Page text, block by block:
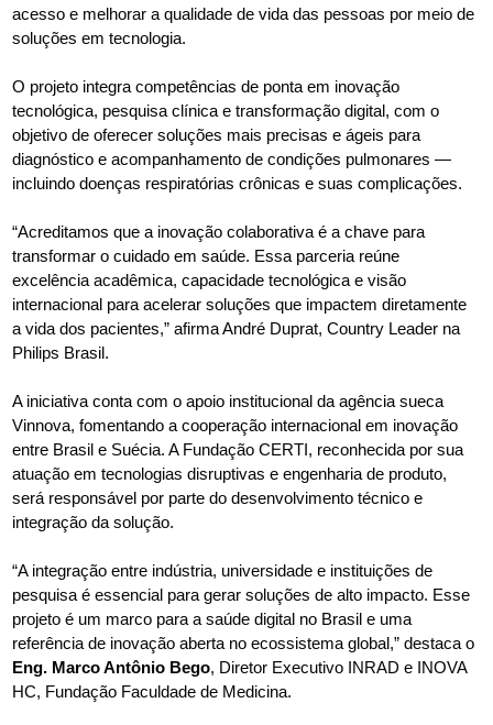
acesso e melhorar a qualidade de vida das pessoas por meio de
soluções em tecnologia.
O projeto integra competências de ponta em inovação
tecnológica, pesquisa clínica e transformação digital, com o
objetivo de oferecer soluções mais precisas e ágeis para
diagnóstico e acompanhamento de condições pulmonares —
incluindo doenças respiratórias crônicas e suas complicações.
“Acreditamos que a inovação colaborativa é a chave para
transformar o cuidado em saúde. Essa parceria reúne
excelência acadêmica, capacidade tecnológica e visão
internacional para acelerar soluções que impactem diretamente
a vida dos pacientes,” afirma André Duprat, Country Leader na
Philips Brasil.
A iniciativa conta com o apoio institucional da agência sueca
Vinnova, fomentando a cooperação internacional em inovação
entre Brasil e Suécia. A Fundação CERTI, reconhecida por sua
atuação em tecnologias disruptivas e engenharia de produto,
será responsável por parte do desenvolvimento técnico e
integração da solução.
“A integração entre indústria, universidade e instituições de
pesquisa é essencial para gerar soluções de alto impacto. Esse
projeto é um marco para a saúde digital no Brasil e uma
referência de inovação aberta no ecossistema global,” destaca o
Eng. Marco Antônio Bego, Diretor Executivo INRAD e INOVA
HC, Fundação Faculdade de Medicina.